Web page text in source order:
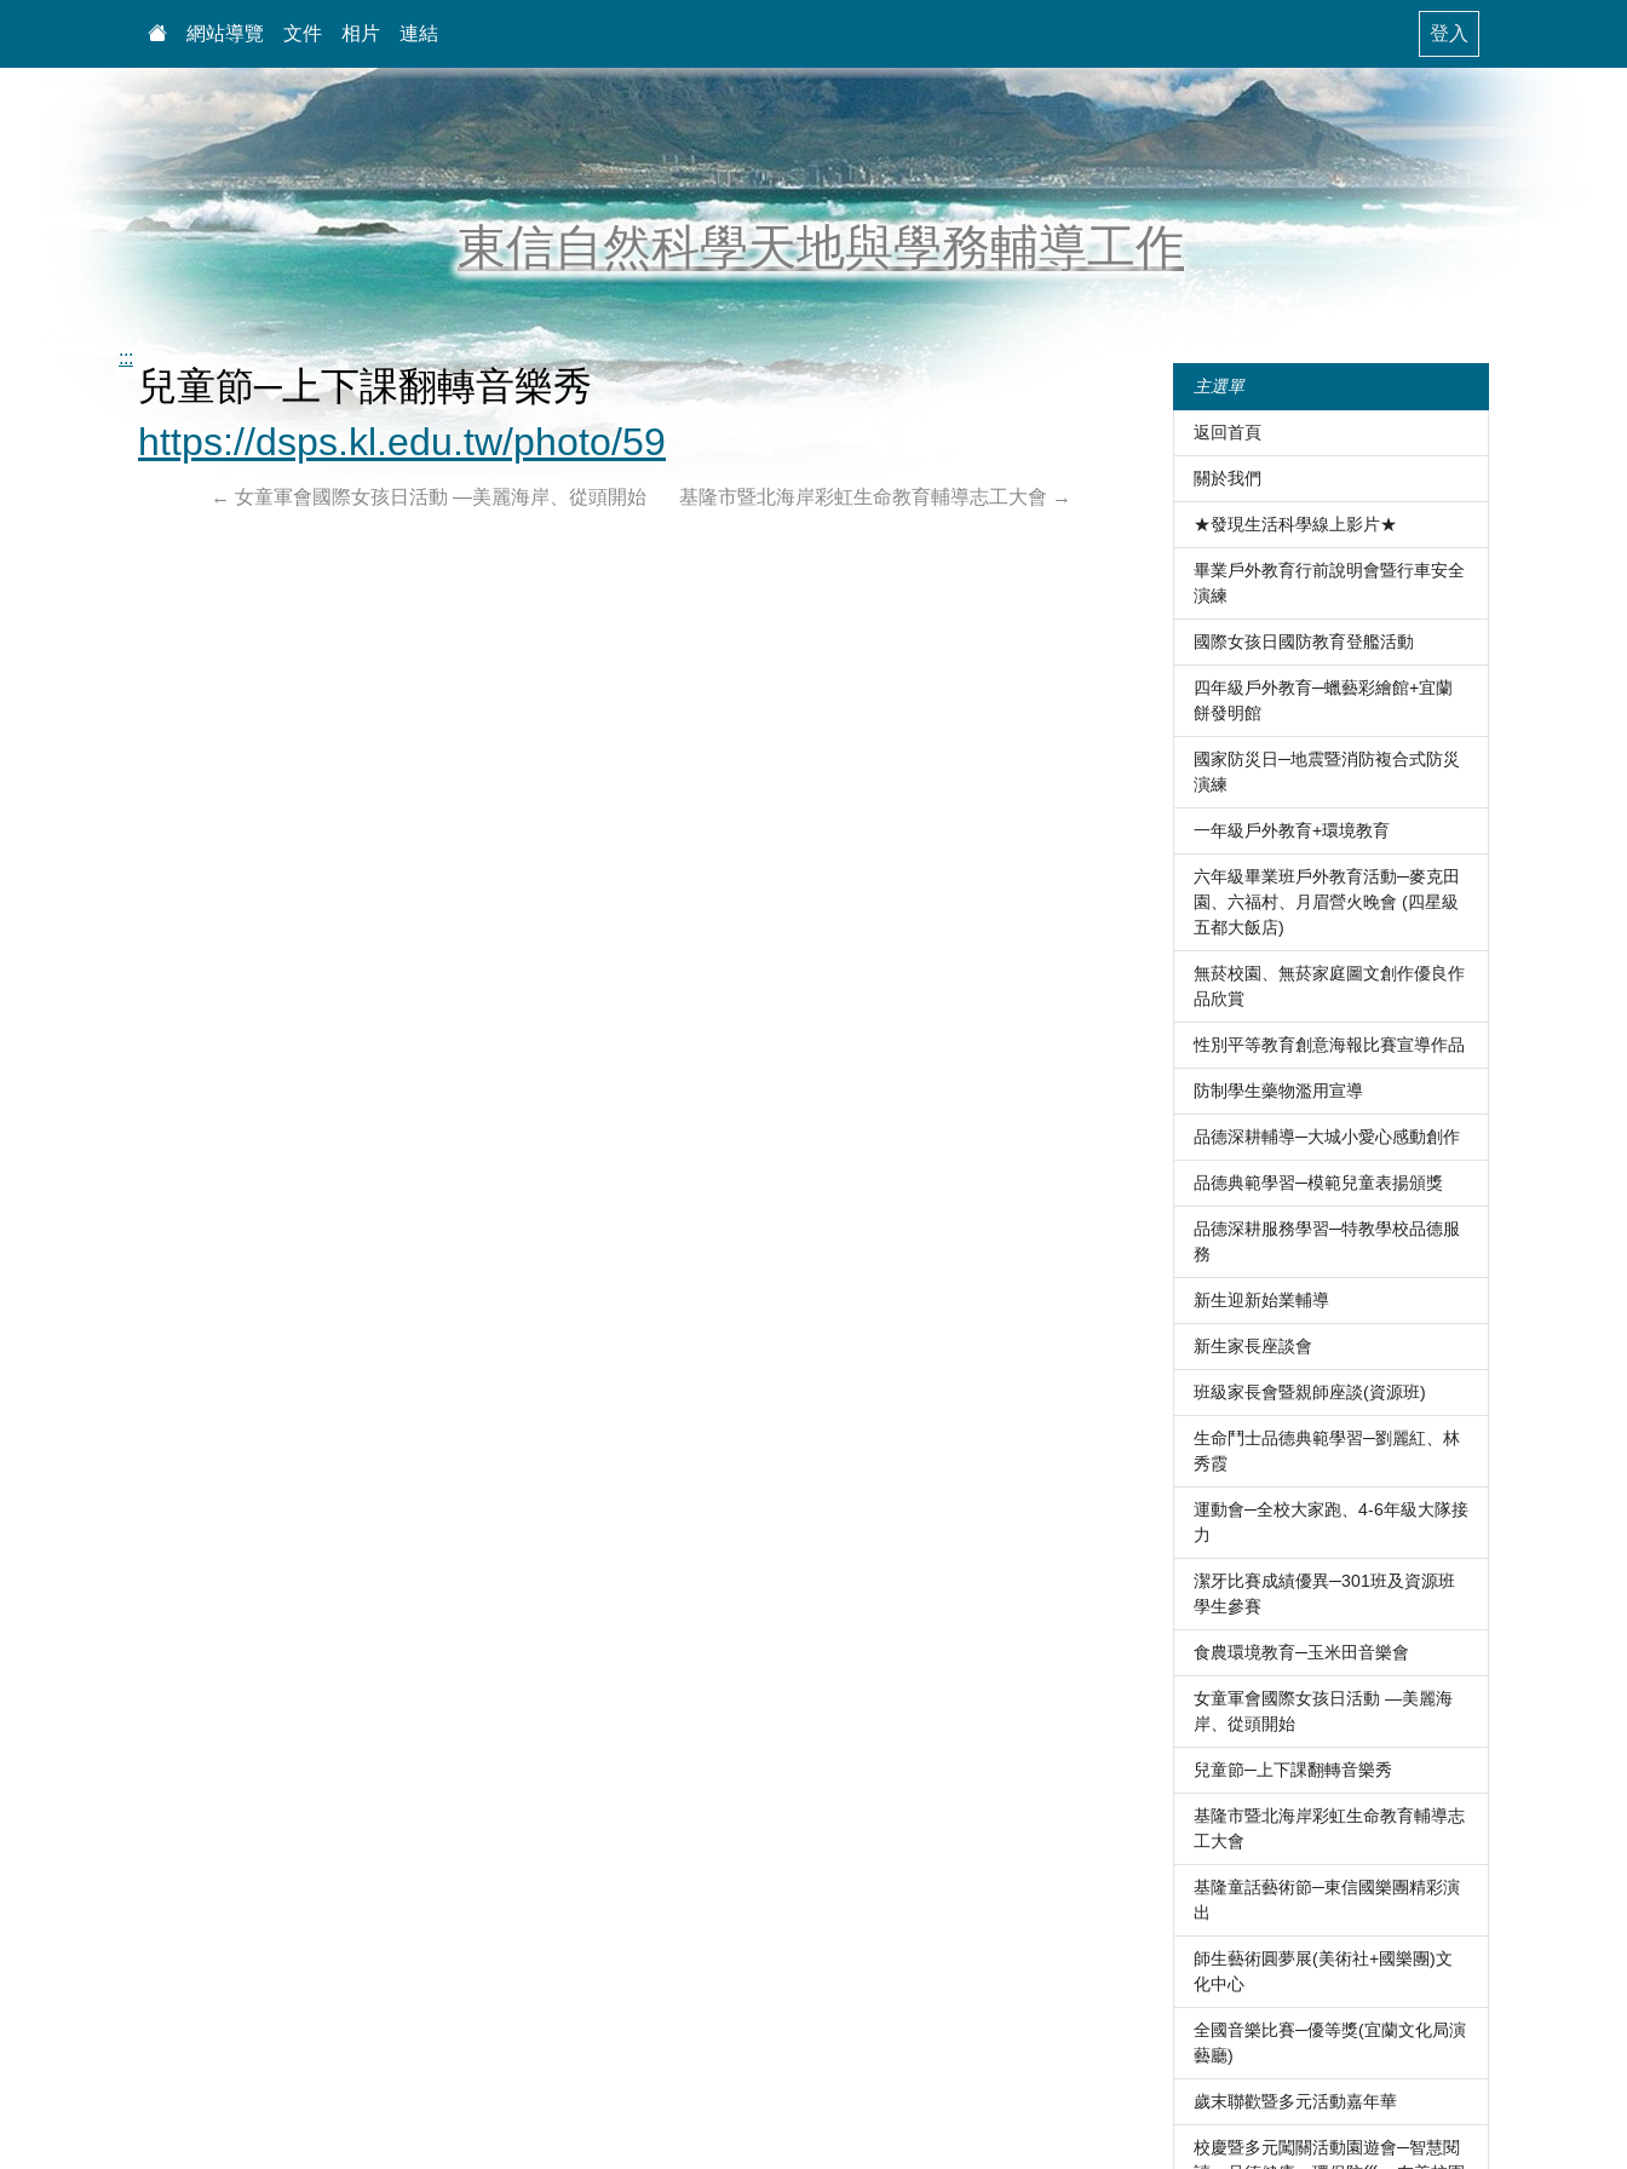
網站導覽
文件 相片 連結 登入
東信自然科學天地與學務輔導工作
:::
兒童節─上下課翻轉音樂秀
https://dsps.kl.edu.tw/photo/59
← 女童軍會國際女孩日活動 —美麗海岸、從頭開始 基隆市暨北海岸彩虹生命教育輔導志工大會 →
主選單
返回首頁
關於我們
★發現生活科學線上影片★
畢業戶外教育行前說明會暨行車安全
演練
國際女孩日國防教育登艦活動
四年級戶外教育─蠟藝彩繪館+宜蘭
餅發明館
國家防災日─地震暨消防複合式防災
演練
一年級戶外教育+環境教育
六年級畢業班戶外教育活動─麥克田
園、六福村、月眉營火晚會 (四星級
五都大飯店)
無菸校園、無菸家庭圖文創作優良作
品欣賞
性別平等教育創意海報比賽宣導作品
防制學生藥物濫用宣導
品德深耕輔導─大城小愛心感動創作
品德典範學習─模範兒童表揚頒獎
品德深耕服務學習─特教學校品德服
務
新生迎新始業輔導
新生家長座談會
班級家長會暨親師座談(資源班)
生命鬥士品德典範學習─劉麗紅、林
秀霞
運動會─全校大家跑、4-6年級大隊接
力
潔牙比賽成績優異─301班及資源班
學生參賽
食農環境教育─玉米田音樂會
女童軍會國際女孩日活動 —美麗海
岸、從頭開始
兒童節─上下課翻轉音樂秀
基隆市暨北海岸彩虹生命教育輔導志
工大會
基隆童話藝術節─東信國樂團精彩演
出
師生藝術圓夢展(美術社+國樂團)文
化中心
全國音樂比賽─優等獎(宜蘭文化局演
藝廳)
歲末聯歡暨多元活動嘉年華
校慶暨多元闖關活動園遊會─智慧閱